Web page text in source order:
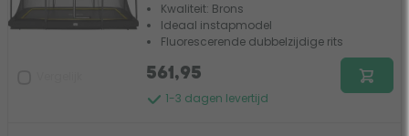
Kwaliteit: Brons
Ideaal instapmodel
Fluorescerende dubbelzijdige rits
1-3 dagen levertijd
561,95